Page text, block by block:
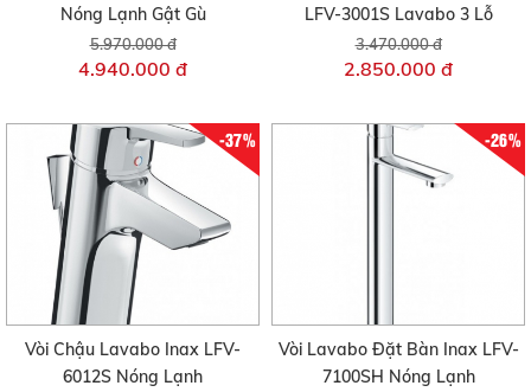
Nóng Lạnh Gật Gù
5.970.000 đ
4.940.000 đ
LFV-3001S Lavabo 3 Lỗ
3.470.000 đ
2.850.000 đ
-37%
Vòi Chậu Lavabo Inax LFV-
6012S Nóng Lạnh
-26%
Vòi Lavabo Đặt Bàn Inax LFV-
7100SH Nóng Lạnh